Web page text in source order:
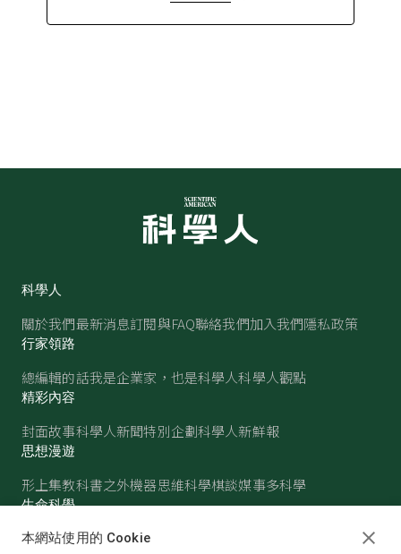
科學人
關於我們最新消息訂閱與FAQ聯絡我們加入我們隱私政策
行家領路
總編輯的話我是企業家，也是科學人科學人觀點
精彩內容
封面故事科學人新聞特別企劃科學人新鮮報
思想漫遊
形上集教科書之外機器思維科學棋談媒事多科學
生命科學
醫學古生物心理學生態學
本網站使用的 Cookie